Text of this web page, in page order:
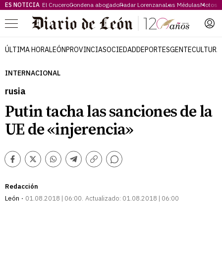
ES NOTICIA El CruceroCondena abogadoRadar LorenzanaLas MédulasMotos
Menú
ÚLTIMA HORALEÓNPROVINCIASOCIEDADDEPORTESGENTECULTURA
INTERNACIONAL
rusia
Putin tacha las sanciones de la
UE de «injerencia»
Facebook
TwitterWhatsappTelegram
Copiar
Comentarios
Redacción
León
01.08.2018 | 06:00 Actualizado: 01.08.2018 | 06:00